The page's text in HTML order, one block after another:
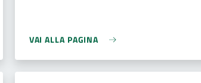
VAI ALLA PAGINA